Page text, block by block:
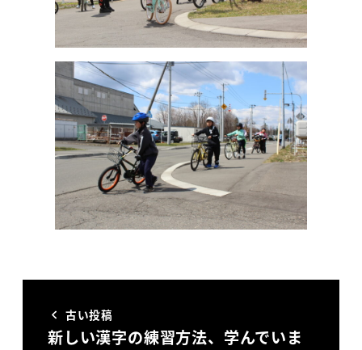
古い投稿
新しい漢字の練習方法、学んでいま